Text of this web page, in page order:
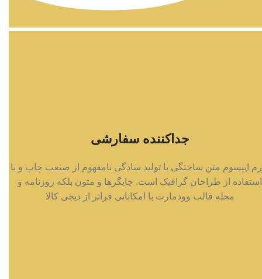
جداکننده سفارشی
ایپسوم متن ساختگی با تولید سادگی نامفهوم از صنعت چاپ و با
استفاده از طراحان گرافیک است. چاپگرها و متون بلکه روزنامه و
مجله قالب وودمارت با امکاناتی فراتر از دیجی کالا